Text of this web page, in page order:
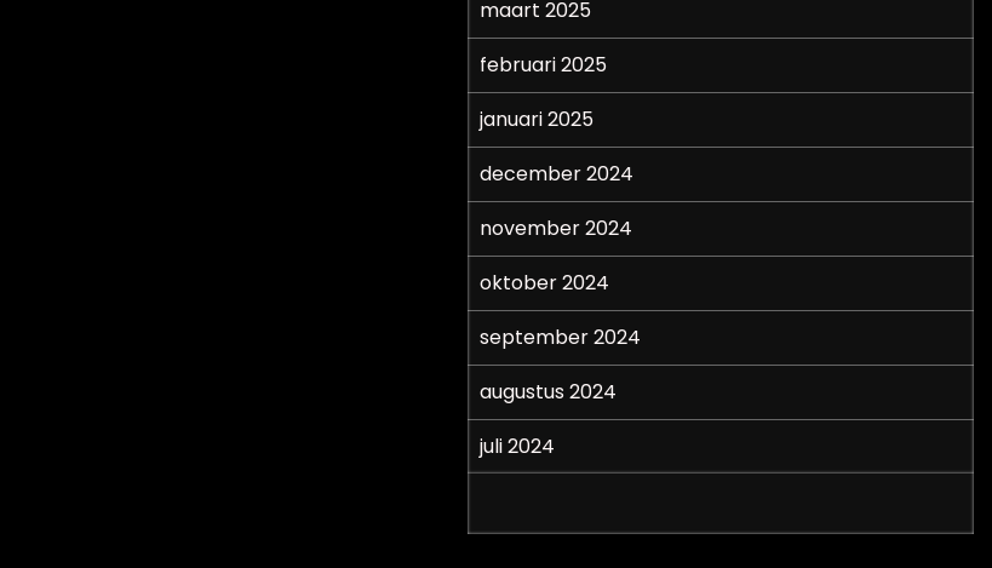
maart 2025
februari 2025
januari 2025
december 2024
november 2024
oktober 2024
september 2024
augustus 2024
juli 2024